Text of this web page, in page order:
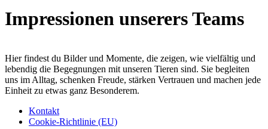
Impressionen unserers Teams
Hier findest du Bilder und Momente, die zeigen, wie vielfältig und
lebendig die Begegnungen mit unseren Tieren sind. Sie begleiten
uns im Alltag, schenken Freude, stärken Vertrauen und machen jede
Einheit zu etwas ganz Besonderem.
Kontakt
Cookie-Richtlinie (EU)